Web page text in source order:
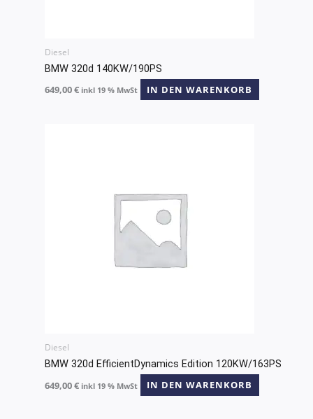
Diesel
BMW 320d 140KW/190PS
649,00€ inkl 19 % MwSt IN DEN WARENKORB
Diesel
BMW 320d EfficientDynamics Edition 120KW/163PS
649,00€ inkl 19 % MwSt IN DEN WARENKORB